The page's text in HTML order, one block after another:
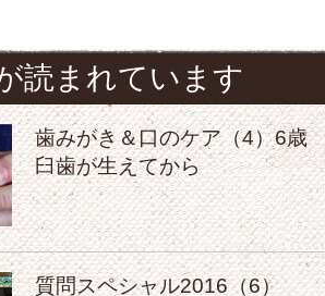
読まれています
歯みがき＆口のケア（4）6歳
臼歯が生えてから
質問スペシャル2016（6）